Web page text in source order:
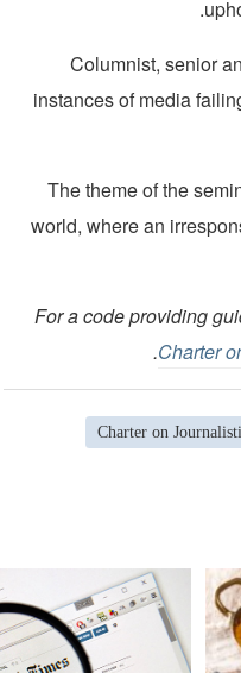
Columnist, senior
instances of media
The theme of the
world, where an
For a code providing
Charter
.
Charter on